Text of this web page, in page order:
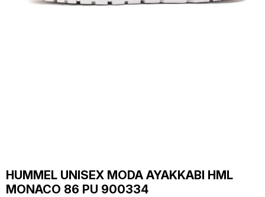
HUMMEL UNISEX MODA AYAKKABI HML
MONACO 86 PU 900334